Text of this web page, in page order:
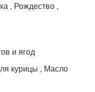
, Рождество ,
и ягод
курицы , Масло